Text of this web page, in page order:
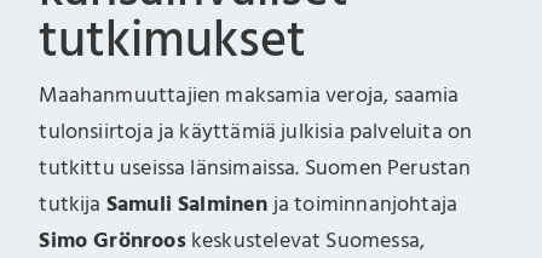
tutkimukset
Maahanmuuttajien maksamia veroja, saamia
tulonsiirtoja ja käyttämiä julkisia palveluita on
tutkittu useissa länsimaissa. Suomen Perustan
tutkija Samuli Salminenja toiminnanjohtaja
Simo Grönrooskeskustelevat Suomessa,